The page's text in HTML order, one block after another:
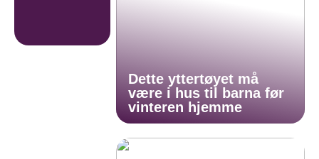
Dette yttertøyet må
være i hus til barna før
vinteren hjemme